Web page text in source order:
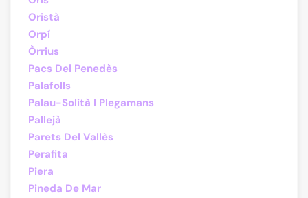
Oristà
Orpí
Òrrius
Pacs Del Penedès
Palafolls
Palau-Solità I Plegamans
Pallejà
Parets Del Vallès
Perafita
Piera
Pineda De Mar